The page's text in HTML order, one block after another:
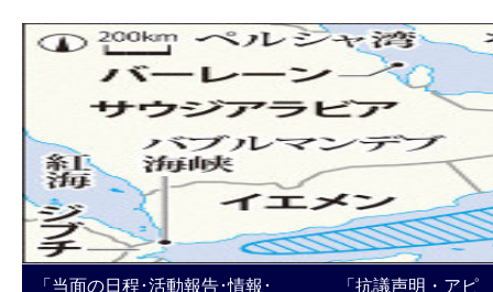
「当面の日程･活動報告･情報･ 「抗議声明・アピ